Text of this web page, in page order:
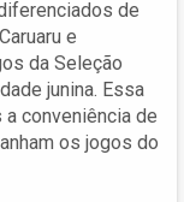
de
e
da Seleção
junina. Essa
conveniência de
os jogos do